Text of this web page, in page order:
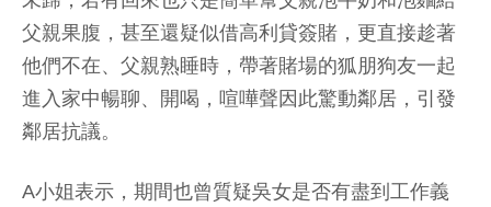
父親果腹，甚至還疑似借高利貸簽賭，更直接趁著
他們不在、父親熟睡時，帶著賭場的狐朋狗友一起
進入家中暢聊、開喝，喧嘩聲因此驚動鄰居，引發
鄰居抗議。
A小姐表示，期間也曾質疑吳女是否有盡到工作義